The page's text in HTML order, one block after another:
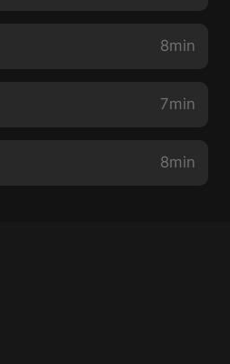
8min
7min
8min